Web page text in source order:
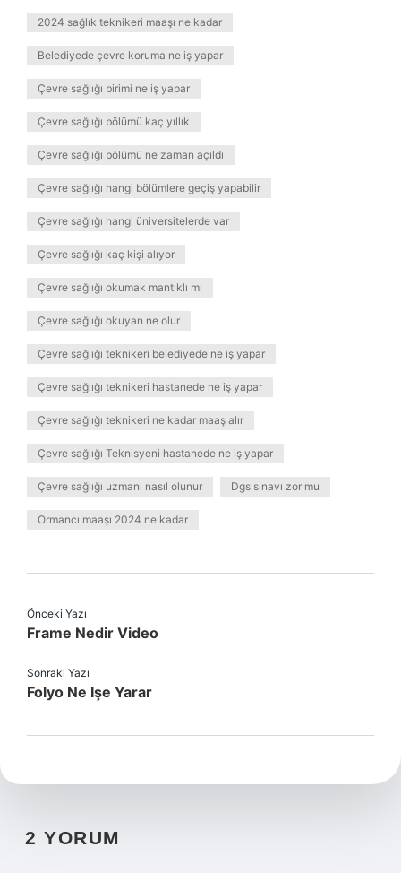
2024 sağlık teknikeri maaşı ne kadar
Belediyede çevre koruma ne iş yapar
Çevre sağlığı birimi ne iş yapar
Çevre sağlığı bölümü kaç yıllık
Çevre sağlığı bölümü ne zaman açıldı
Çevre sağlığı hangi bölümlere geçiş yapabilir
Çevre sağlığı hangi üniversitelerde var
Çevre sağlığı kaç kişi alıyor
Çevre sağlığı okumak mantıklı mı
Çevre sağlığı okuyan ne olur
Çevre sağlığı teknikeri belediyede ne iş yapar
Çevre sağlığı teknikeri hastanede ne iş yapar
Çevre sağlığı teknikeri ne kadar maaş alır
Çevre sağlığı Teknisyeni hastanede ne iş yapar
Çevre sağlığı uzmanı nasıl olunur Dgs sınavı zor mu
Ormancı maaşı 2024 ne kadar
Önceki Yazı
Frame Nedir Video
Sonraki Yazı
Folyo Ne Işe Yarar
2 YORUM